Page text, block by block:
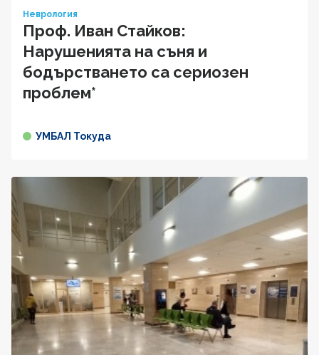
Неврология
Проф. Иван Стайков:
Нарушенията на съня и
бодърстването са сериозен
проблем*
УМБАЛ Токуда